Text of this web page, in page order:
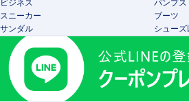
ビジネス
パンプス
スニーカー
ブーツ
サンダル
シューズ